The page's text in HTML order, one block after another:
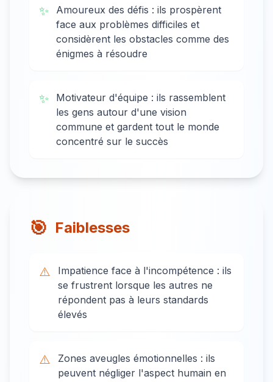
✨
Amoureux des défis : ils prospèrent
face aux problèmes difficiles et
considèrent les obstacles comme des
énigmes à résoudre
✨
Motivateur d'équipe : ils rassemblent
les gens autour d'une vision
commune et gardent tout le monde
concentré sur le succès
🎯 Faiblesses
⚠️
Impatience face à l'incompétence : ils
se frustrent lorsque les autres ne
répondent pas à leurs standards
élevés
⚠️
Zones aveugles émotionnelles : ils
peuvent négliger l'aspect humain en